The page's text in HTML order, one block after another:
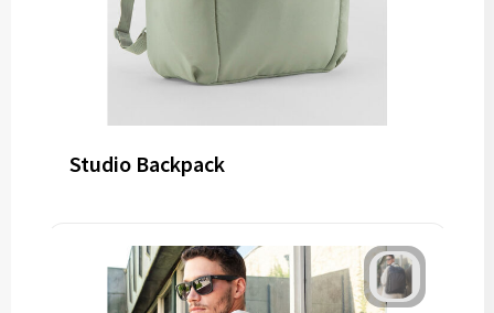
Studio Backpack